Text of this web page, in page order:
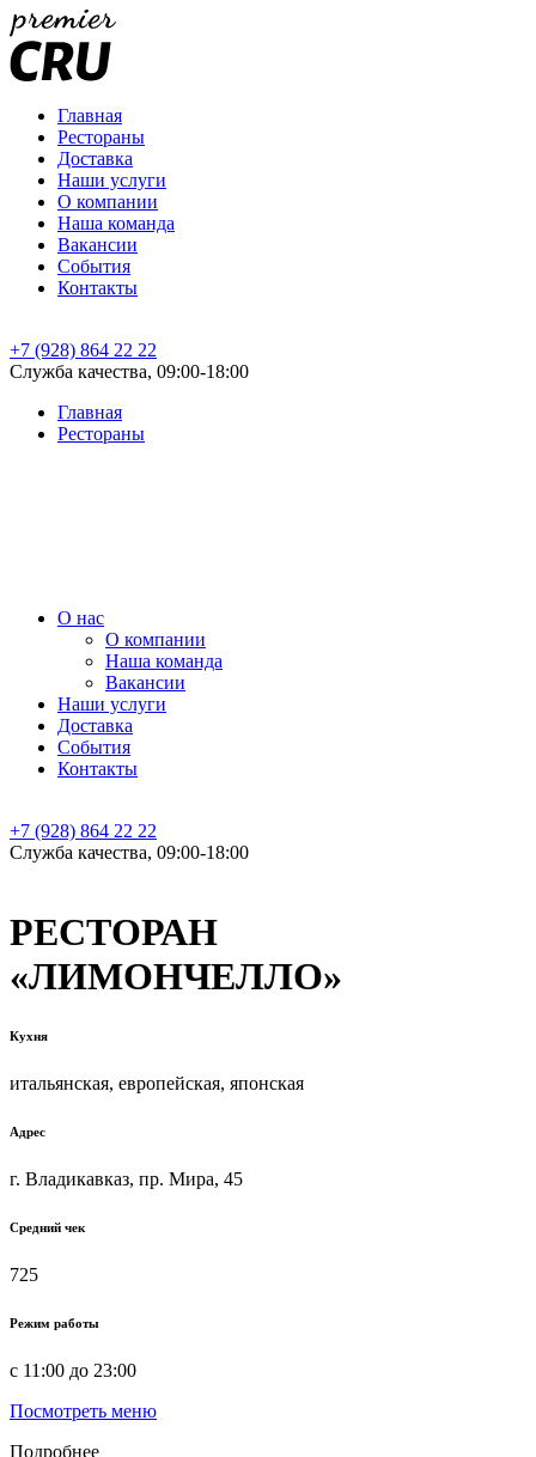
Главная
Рестораны
Доставка
Наши услуги
О компании
Наша команда
Вакансии
События
Контакты
+7 (928) 864 22 22
Служба качества, 09:00-18:00
Главная
Рестораны
О нас
О компании
Наша команда
Вакансии
Наши услуги
Доставка
События
Контакты
+7 (928) 864 22 22
Служба качества, 09:00-18:00
РЕСТОРАН
«ЛИМОНЧЕЛЛО»
Кухня
итальянская, европейская, японская
Адрес
г. Владикавказ, пр. Мира, 45
Средний чек
725
Режим работы
с 11:00 до 23:00
Посмотреть меню
Подробнее